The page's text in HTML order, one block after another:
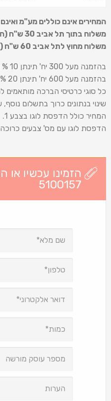
המחירים אינם כוללים מע"מ
משלוח בתוך תל אביב 30 ש
"ח
משלוח מחוץ לתל אביב 60 ש
"ח
בהזמנה מעל 300 יח' תינתן 10 % הנחה.
בהזמנה מעל 600 יח' תינתן 20 % הנחה.
כל סוגי כרטיסי הברכה מותאמים
שינוי בנתונים כרוך בתשלום
המחיר כולל הדפסת לוגו בצבע 1.
הדפסת לוגו עם מס' צבעים
5100157